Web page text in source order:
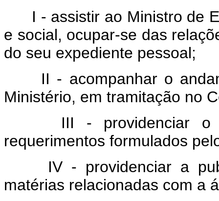
I - assistir ao Ministro de
e social, ocupar-se das
do seu expediente pessoal;
II - acompanhar o
Ministério, em tramitação no
III - providenciar o
requerimentos formulados
IV - providenciar a
matérias relacionadas com a